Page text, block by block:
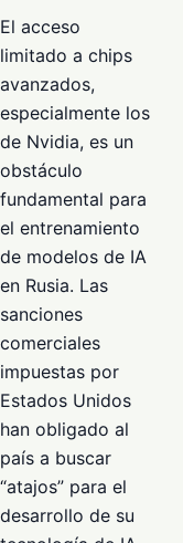
El acceso
limitado a chips
avanzados,
especialmente los
de Nvidia, es un
obstáculo
fundamental para
el entrenamiento
de modelos de IA
en Rusia. Las
sanciones
comerciales
impuestas por
Estados Unidos
han obligado al
país a buscar
“atajos” para el
desarrollo de su